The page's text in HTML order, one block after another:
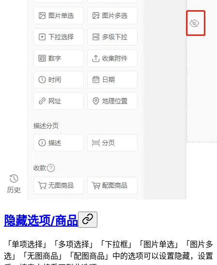
隐藏选项/商品
「单项选择」「多项选择」「下拉框」「图片单选」「图片多
选」「无图商品」「配图商品」中的选项可以设置隐藏，设置